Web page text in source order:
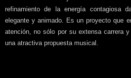
refinamiento de la energía contagiosa
elegante y animado. Es un proyecto que
atención, no sólo por su extensa carrera
una atractiva propuesta musical.